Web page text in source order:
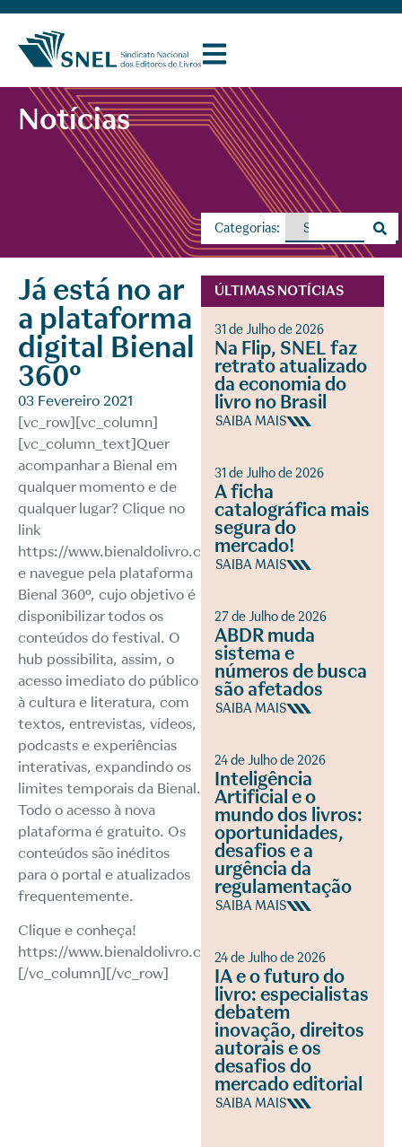
Notícias
Categorias:
Já está no ar
a plataforma
digital Bienal
360°
03 Fevereiro 2021
[vc_row][vc_column]
[vc_column_text]Quer
acompanhar a Bienal em
qualquer momento e de
qualquer lugar? Clique no
link
https://www.bienaldolivro.com.br/
e navegue pela plataforma
Bienal 360º, cujo objetivo é
disponibilizar todos os
conteúdos do festival. O
hub possibilita, assim, o
acesso imediato do público
à cultura e literatura, com
textos, entrevistas, vídeos,
podcasts e experiências
interativas, expandindo os
limites temporais da Bienal.
Todo o acesso à nova
plataforma é gratuito. Os
conteúdos são inéditos
para o portal e atualizados
frequentemente.
Clique e conheça!
https://www.bienaldolivro.com.br/ [/vc_column_text]
[/vc_column][/vc_row]
ÚLTIMAS NOTÍCIAS
31 de Julho de 2026
Na Flip, SNEL faz
retrato atualizado
da economia do
livro no Brasil
SAIBA MAIS
31 de Julho de 2026
A ficha
catalográfica mais
segura do
mercado!
SAIBA MAIS
27 de Julho de 2026
ABDR muda
sistema e
números de busca
são afetados
SAIBA MAIS
24 de Julho de 2026
Inteligência
Artificial e o
mundo dos livros:
oportunidades,
desafios e a
urgência da
regulamentação
SAIBA MAIS
24 de Julho de 2026
IA e o futuro do
livro: especialistas
debatem
inovação, direitos
autorais e os
desafios do
mercado editorial
SAIBA MAIS